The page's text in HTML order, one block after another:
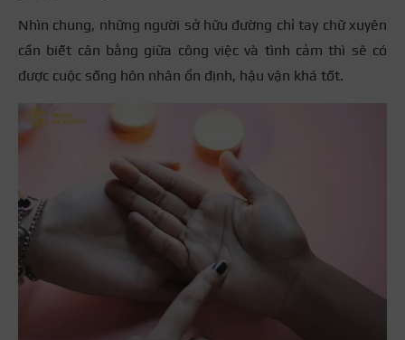
Nhìn chung, những người sở hữu đường chỉ tay chữ xuyên
cần biết cân bằng giữa công việc và tình cảm thì sẽ có
được cuộc sống hôn nhân ổn định, hậu vận khá tốt.